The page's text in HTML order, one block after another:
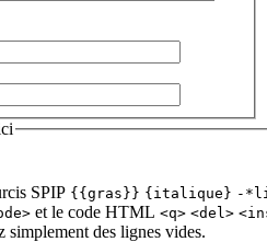
SPIP {{gras}} {italique} -
et le code HTML <q> <del>
simplement des lignes vides.